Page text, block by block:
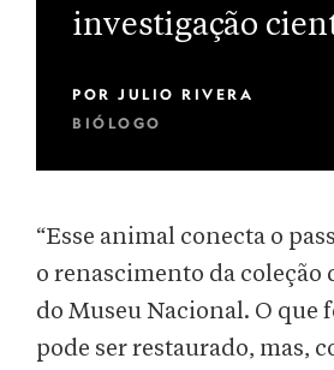
investigação
POR JULIO RIVERA
BIÓLOGO
“Esse animal conecta o
o renascimento da coleção
do Museu Nacional. O que
pode ser restaurado, mas,